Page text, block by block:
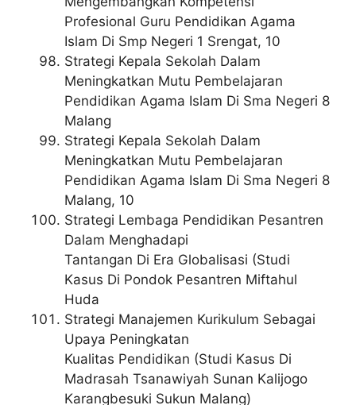
Profesional Guru Pendidikan Agama
Islam Di Smp Negeri 1 Srengat, 10
Strategi Kepala Sekolah Dalam
Meningkatkan Mutu Pembelajaran
Pendidikan Agama Islam Di Sma Negeri 8
Malang
Strategi Kepala Sekolah Dalam
Meningkatkan Mutu Pembelajaran
Pendidikan Agama Islam Di Sma Negeri 8
Malang, 10
Strategi Lembaga Pendidikan Pesantren
Dalam Menghadapi
Tantangan Di Era Globalisasi (Studi
Kasus Di Pondok Pesantren Miftahul
Huda
Strategi Manajemen Kurikulum Sebagai
Upaya Peningkatan
Kualitas Pendidikan (Studi Kasus Di
Madrasah Tsanawiyah Sunan Kalijogo
Karangbesuki Sukun Malang)